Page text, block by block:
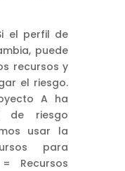
el perfil de
puede
recursos y
el riesgo.
A ha
de riesgo
usar la
para
Recursos